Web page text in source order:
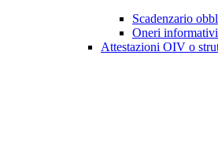
Scadenzario
Oneri
Attestazioni OIV o